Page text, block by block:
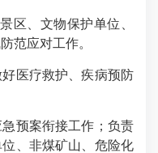
、文物保护单位、
范应对工作。
医疗救护、疾病预防
预案衔接工作；负责
、非煤矿山、危险化